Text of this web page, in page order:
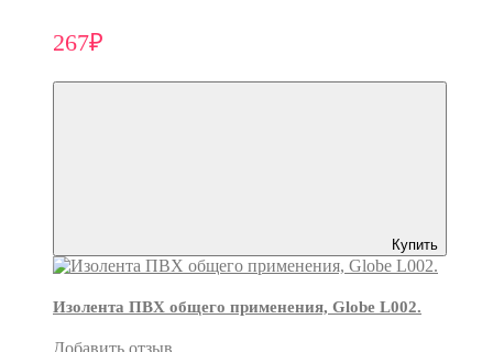
267₽
Купить
Изолента ПВХ общего применения, Globe L002.
Добавить отзыв